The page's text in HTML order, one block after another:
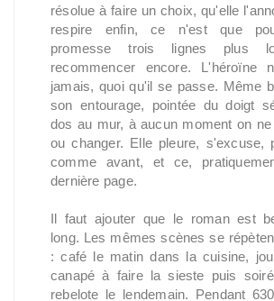
résolue à faire un choix, qu'elle
respire enfin, ce n'est que
promesse trois lignes plus
recommencer encore. L'héroïne
jamais, quoi qu'il se passe. Même
son entourage, pointée du doigt
dos au mur, à aucun moment on
ou changer. Elle pleure, s'excuse,
comme avant, et ce,
dernière page.
Il faut ajouter que le roman est
long. Les mêmes scènes se
: café le matin dans la cuisine,
canapé à faire la sieste puis
rebelote le lendemain. Pendant